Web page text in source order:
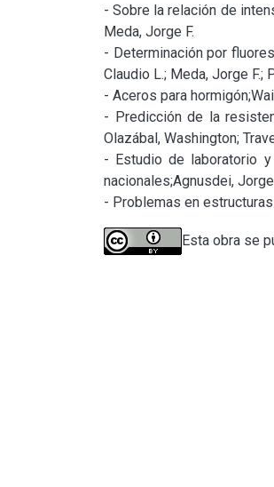
- Sobre la relación de
Meda, Jorge F.
- Determinación por
Claudio L.; Meda, Jorge F.;
- Aceros para
- Predicción de la
Olazábal, Washington;
- Estudio de laboratorio
nacionales;Agnusdei, Jorge
- Problemas en
Esta obra se